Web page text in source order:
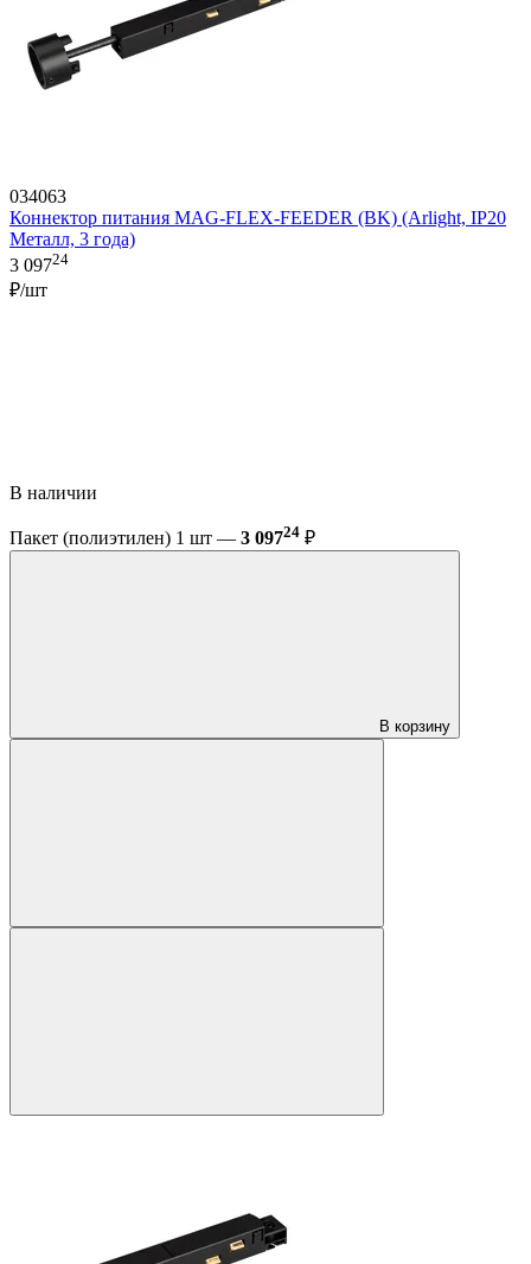
034063
Коннектор питания MAG-FLEX-FEEDER (BK) (Arlight, IP20
Металл, 3 года)
3 09724
₽/шт
В наличии
Пакет (полиэтилен) 1 шт — 3 09724 ₽
В корзину